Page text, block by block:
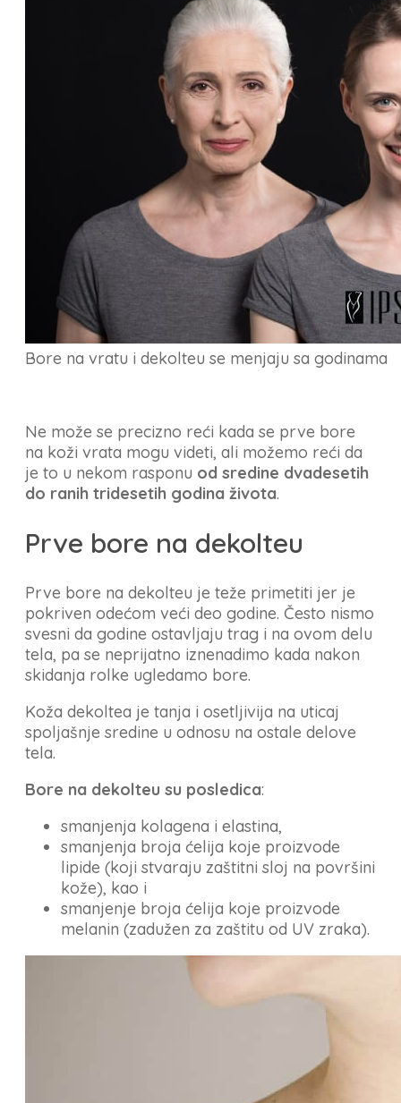
Bore na vratu i dekolteu se menjaju sa godinama
Ne može se precizno reći kada se prve bore
na koži vrata mogu videti, ali možemo reći da
je to u nekom rasponu od sredine dvadesetih
do ranih tridesetih godina života.
Prve bore na dekolteu
Prve bore na dekolteu je teže primetiti jer je
pokriven odećom veći deo godine. Često nismo
svesni da godine ostavljaju trag i na ovom delu
tela, pa se neprijatno iznenadimo kada nakon
skidanja rolke ugledamo bore.
Koža dekoltea je tanja i osetljivija na uticaj
spoljašnje sredine u odnosu na ostale delove
tela.
Bore na dekolteu su posledica:
smanjenja kolagena i elastina,
smanjenja broja ćelija koje proizvode
lipide (koji stvaraju zaštitni sloj na površini
kože), kao i
smanjenje broja ćelija koje proizvode
melanin (zadužen za zaštitu od UV zraka).